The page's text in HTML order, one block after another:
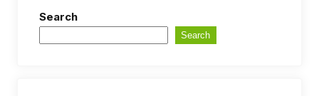
Search
Search